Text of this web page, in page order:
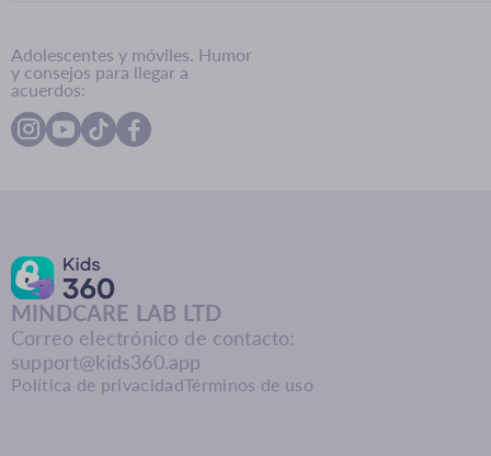
Adolescentes y móviles. Humor
y consejos para llegar a
acuerdos:
MINDCARE LAB LTD
Correo electrónico de contacto:
support@kids360.app
Política de privacidadTérminos de uso